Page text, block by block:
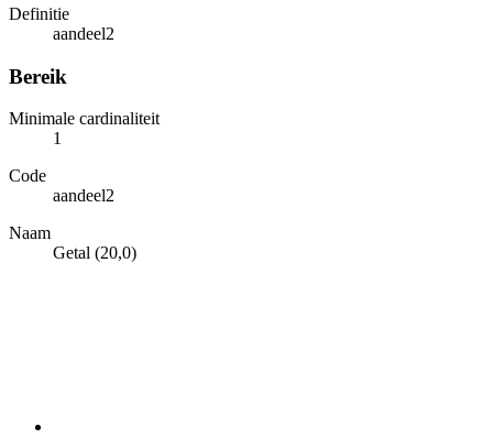
Definitie
aandeel2
Bereik
Minimale cardinaliteit
1
Code
aandeel2
Naam
Getal (20,0)